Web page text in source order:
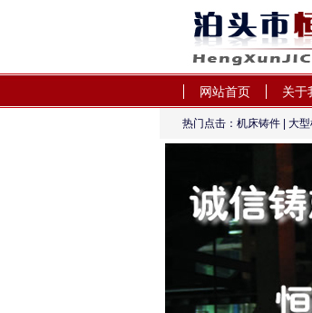
机床铸件,大
轨-泊头市恒
网站首页 关于
热门点击： 机床铸件| 大